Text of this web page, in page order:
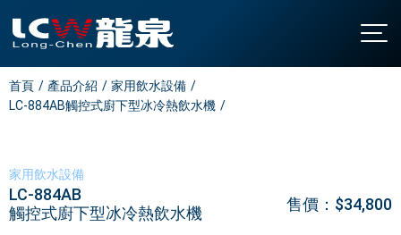
關於龍泉
認證與榮耀
桌上型飲水機
廚下型飲水機
聯絡我們
全國營業站
首頁 產品介紹
家用飲水設備
LC-884AB觸控式廚下型冰冷熱飲水機
家用飲水設備
LC-884AB
觸控式廚下型冰冷熱飲水機
售價：$34,800